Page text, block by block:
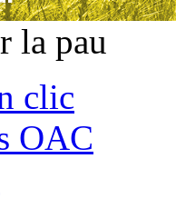
la pau
clic
OAC